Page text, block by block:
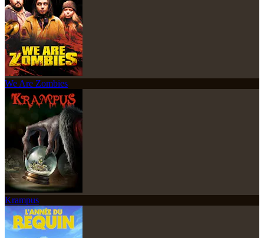
We Are Zombies
Krampus